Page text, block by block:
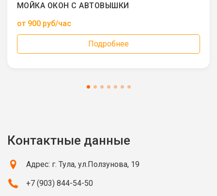
МОЙКА ОКОН С АВТОВЫШКИ
от 900 руб/час
Подробнее
Контактные данные
Адрес: г. Тула, ул.Ползунова, 19
+7 (903) 844-54-50